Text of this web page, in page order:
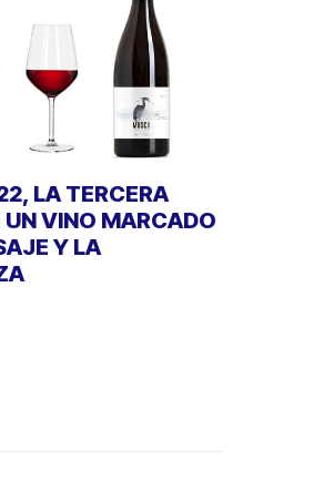
LA TERCERA
UN VINO MARCADO
Y LA